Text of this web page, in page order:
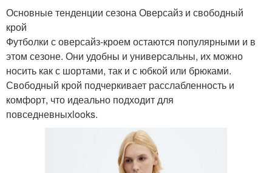
Основные тенденции сезона Оверсайз и свободный
крой
Футболки с оверсайз-кроем остаются популярными и в
этом сезоне. Они удобны и универсальны, их можно
носить как с шортами, так и с юбкой или брюками.
Свободный крой подчеркивает расслабленность и
комфорт, что идеально подходит для
повседневныхlooks.